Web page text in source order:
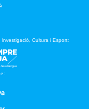
Investigació, Cultura i Esport: